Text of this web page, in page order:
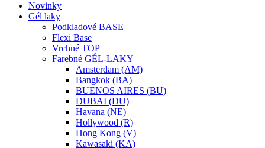
Novinky
Gél laky
Podkladové BASE
Flexi Base
Vrchné TOP
Farebné GÉL-LAKY
Amsterdam (AM)
Bangkok (BA)
BUENOS AIRES (BU)
DUBAI (DU)
Havana (NE)
Hollywood (R)
Hong Kong (V)
Kawasaki (KA)